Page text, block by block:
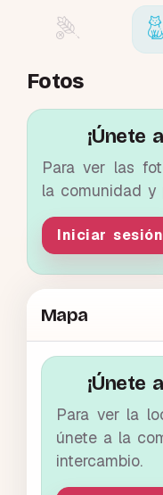
Fotos
¡Únete
Para ver las
la comunidad y
Iniciar sesión
Mapa
¡Únete
Para ver la
únete a la
intercambio.